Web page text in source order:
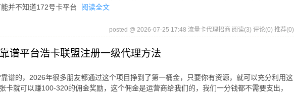
并不知道172号卡平台
阅读全文
posted @ 2026-07-25 17:48 流量卡代理招商 阅读(3) 评论(0) 推荐(0)
谱平台浩卡联盟注册一级代理方法
谱的，2026年很多朋友都通过这个项目挣到了第一桶金，只要你有资源，就可以充分利用这
卡就可以赚100-320的佣金奖励，这个佣金是运营商给我们的，我们一分钱都不需要支出，